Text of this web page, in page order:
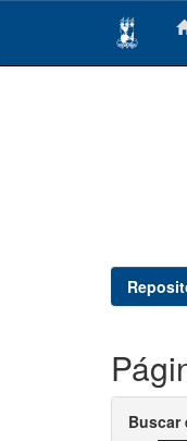
Buscar